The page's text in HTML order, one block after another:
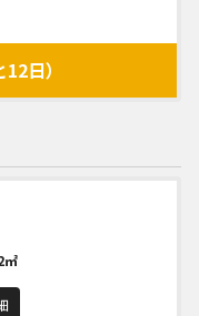
12日）
㎡